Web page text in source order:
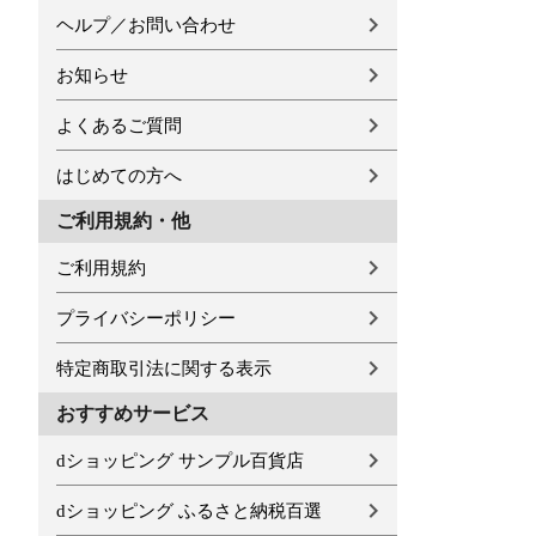
ヘルプ／お問い合わせ
お知らせ
よくあるご質問
はじめての方へ
ご利用規約・他
ご利用規約
プライバシーポリシー
特定商取引法に関する表示
おすすめサービス
dショッピング サンプル百貨店
dショッピング ふるさと納税百選